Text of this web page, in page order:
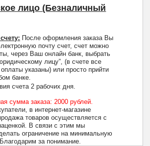
лицо (Безналичный
После оформления заказа Вы
почту счет, счет можно
через Ваш онлайн банк, выбрать
лицу”, (в счете все
указаны) или просто прийти
банке.
счета 2 рабочих дня.
сумма заказа: 2000 рублей.
в интернет-магазине
товаров осуществляется с
В связи с этим мы
ограничение на минимальную
за понимание.
+7 (495) 223-13-47